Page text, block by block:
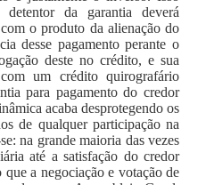
da garantia deverá
o produto da alienação do
desse pagamento perante o
deste no crédito, e sua
um crédito quirografário
para pagamento do credor
acaba desprotegendo os
de qualquer participação na
na grande maioria das vezes
até a satisfação do credor
a negociação e votação de